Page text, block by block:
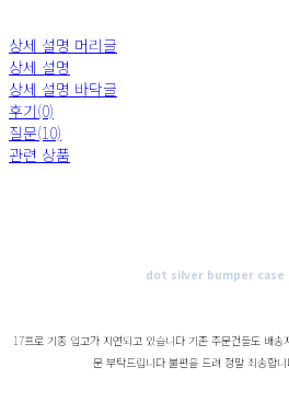
상세 설명 머리글
상세 설명
상세 설명 바닥글
후기(0)
질문(10)
관련 상품
dot silver bumper case
17프로 기종 입고가 지연되고 있습니다 기존 주문건들도 배
문 부탁드립니다 불편을 드려 정말 죄송합